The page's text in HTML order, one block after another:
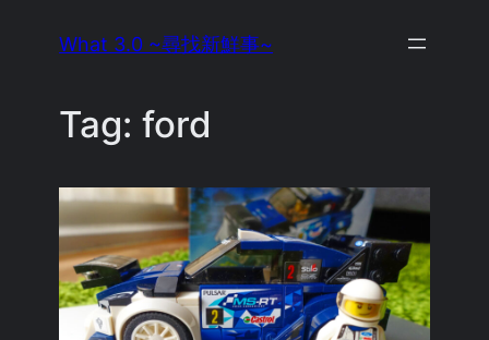
What 3.0 ~尋找新鮮事~
Tag:ford